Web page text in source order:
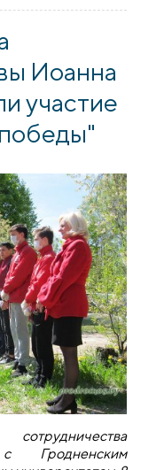
Иоанна
участие
Гродненским